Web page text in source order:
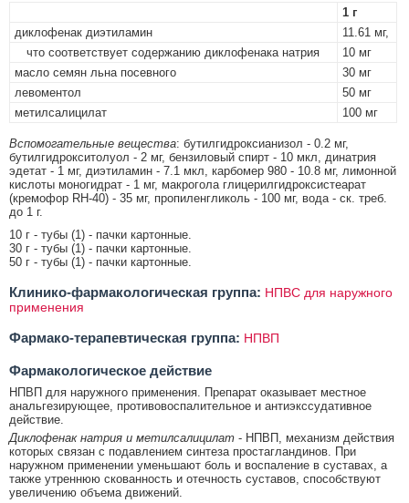
1 г
диклофенак диэтиламин
11.61 мг,
что соответствует содержанию диклофенака натрия
10 мг
масло семян льна посевного
30 мг
левоментол
50 мг
метилсалицилат
100 мг
Вспомогательные вещества: бутилгидроксианизол - 0.2 мг,
бутилгидрокситолуол - 2 мг, бензиловый спирт - 10 мкл, динатрия
эдетат - 1 мг, диэтиламин - 7.1 мкл, карбомер 980 - 10.8 мг, лимонной
кислоты моногидрат - 1 мг, макрогола глицерилгидроксистеарат
(кремофор RH-40) - 35 мг, пропиленгликоль - 100 мг, вода - ск. треб.
до 1 г.
10 г - тубы (1) - пачки картонные.
30 г - тубы (1) - пачки картонные.
50 г - тубы (1) - пачки картонные.
Клинико-фармакологическая группа: НПВС для наружного
применения
Фармако-терапевтическая группа: НПВП
Фармакологическое действие
НПВП для наружного применения. Препарат оказывает местное
анальгезирующее, противовоспалительное и антиэкссудативное
действие.
Диклофенак натрия и метилсалицилат - НПВП, механизм действия
которых связан с подавлением синтеза простагландинов. При
наружном применении уменьшают боль и воспаление в суставах, а
также утреннюю скованность и отечность суставов, способствуют
увеличению объема движений.